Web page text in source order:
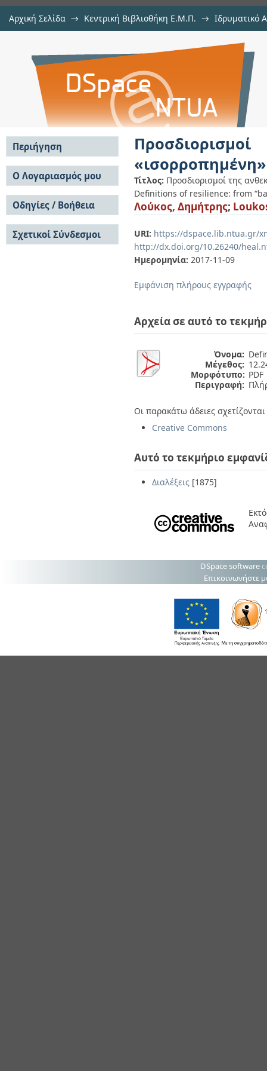
Αρχική Σελίδα → Κεντρική Βιβλιοθήκη Ε.Μ.Π. → Ιδρυματικό
Προσδιορισμοί της
«μεταβλητή» φύση
Τίτλος: Προσδιορισμοί της
Definitions of resilience: from
Λούκος, Δημήτρης;
URI: https://dspace.lib.ntua.gr/
http://dx.doi.org/10.26240/
Ημερομηνία: 2017-11-09
Εμφάνιση πλήρους εγγραφής
Αρχεία σε αυτό το
Όνομα:
Μέγεθος:
Μορφότυπο: PDF
Περιγραφή:
Οι παρακάτω άδειες
Creative Commons
Αυτό το τεκμήριο
Διαλέξεις [1875]
Περιήγηση
Σε όλο το DSpace
Κοινότητες & Συλλογές
Ανά Ημερομηνία
Έκδοσης
Συγγραφείς
Τίτλοι
Θέματα
Ο Λογαριασμός μου
Σύνδεση
Εγγραφή
Οδηγίες / Βοήθεια
Οδηγίες Υποβολής
Οδηγίες Χρήσης ΙΑ
Συχνές Ερωτήσεις
Σχετικοί Σύνδεσμοι
DSpace software
Επικοινωνήστε